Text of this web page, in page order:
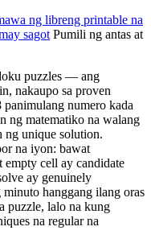
ng libreng printable na
sagot Pumili ng antas at
puzzles — ang
nakaupo sa proven
numero kada
ng matematiko na walang
ng unique solution.
na iyon: bawat
empty cell ay candidate
ay genuinely
hanggang ilang oras
puzzle, lalo na kung
na regular na